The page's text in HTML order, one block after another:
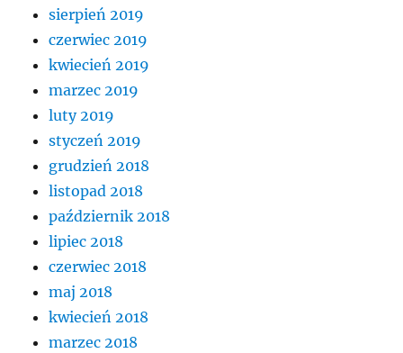
sierpień 2019
czerwiec 2019
kwiecień 2019
marzec 2019
luty 2019
styczeń 2019
grudzień 2018
listopad 2018
październik 2018
lipiec 2018
czerwiec 2018
maj 2018
kwiecień 2018
marzec 2018